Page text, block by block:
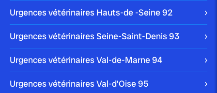
publié le 1 août 2025 par Christophe Le Dref
Détresse respiratoire féline :
comprendre et agir face...
Urgences vétérinaires Hauts-de -Seine92
Urgences vétérinaires Seine-Saint-Denis93
Urgences vétérinaires Val-de-Marne94
Urgences vétérinaires Val-d'Oise95